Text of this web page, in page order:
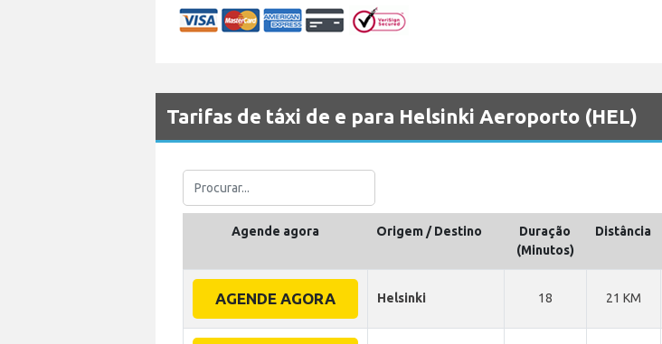
Tarifas de táxi de e para Helsinki Aeroporto (HEL)
Agende agora Origem / Destino
Duração
(Minutos)
Distância
AGENDE AGORA Helsinki 18 21 KM